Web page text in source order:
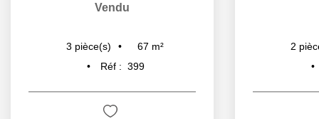
Vendu
3 pièce(s) 67 m²
Réf : 399
2